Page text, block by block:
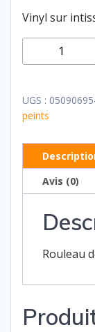
Vinyl sur
quantité
de
creation
60
UGS :
peints
Avis (0)
Rouleau